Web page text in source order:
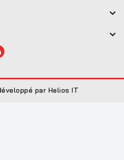


par Helios IT